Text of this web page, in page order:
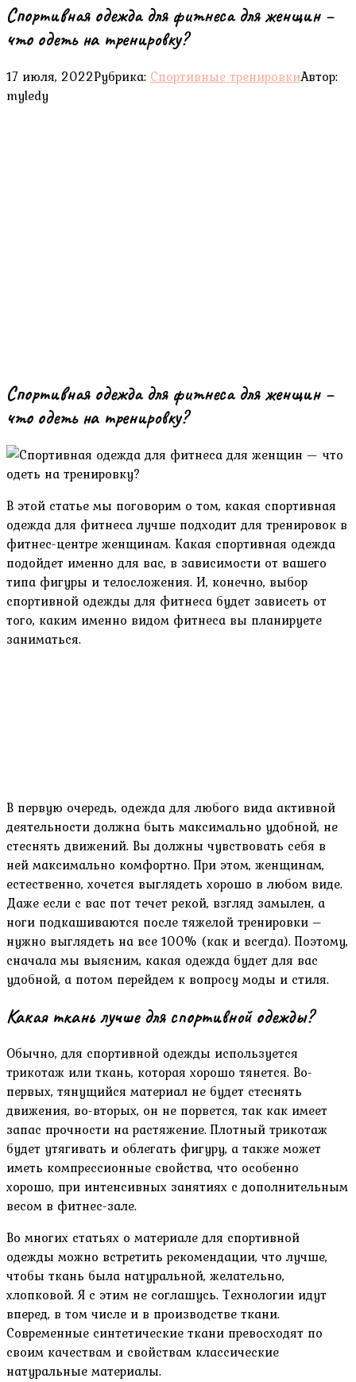
Спортивная одежда для фитнеса для женщин –
что одеть на тренировку?
17 июля, 2022Рубрика: Спортивные тренировкиАвтор:
myledy
Спортивная одежда для фитнеса для женщин –
что одеть на тренировку?
В этой статье мы поговорим о том, какая спортивная
одежда для фитнеса лучше подходит для тренировок в
фитнес-центре женщинам. Какая спортивная одежда
подойдет именно для вас, в зависимости от вашего
типа фигуры и телосложения. И, конечно, выбор
спортивной одежды для фитнеса будет зависеть от
того, каким именно видом фитнеса вы планируете
заниматься.
В первую очередь, одежда для любого вида активной
деятельности должна быть максимально удобной, не
стеснять движений. Вы должны чувствовать себя в
ней максимально комфортно. При этом, женщинам,
естественно, хочется выглядеть хорошо в любом виде.
Даже если с вас пот течет рекой, взгляд замылен, а
ноги подкашиваются после тяжелой тренировки –
нужно выглядеть на все 100% (как и всегда). Поэтому,
сначала мы выясним, какая одежда будет для вас
удобной, а потом перейдем к вопросу моды и стиля.
Какая ткань лучше для спортивной одежды?
Обычно, для спортивной одежды используется
трикотаж или ткань, которая хорошо тянется. Во-
первых, тянущийся материал не будет стеснять
движения, во-вторых, он не порвется, так как имеет
запас прочности на растяжение. Плотный трикотаж
будет утягивать и облегать фигуру, а также может
иметь компрессионные свойства, что особенно
хорошо, при интенсивных занятиях с дополнительным
весом в фитнес-зале.
Во многих статьях о материале для спортивной
одежды можно встретить рекомендации, что лучше,
чтобы ткань была натуральной, желательно,
хлопковой. Я с этим не соглашусь. Технологии идут
вперед, в том числе и в производстве ткани.
Современные синтетические ткани превосходят по
своим качествам и свойствам классические
натуральные материалы.